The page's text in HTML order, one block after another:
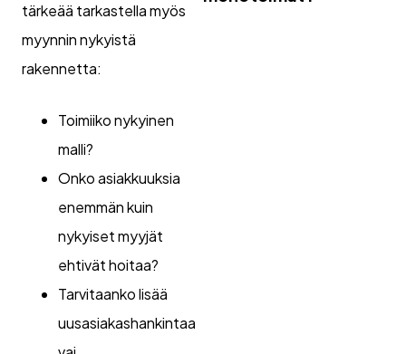
tärkeää tarkastella myös
myynnin nykyistä
rakennetta:
Toimiiko nykyinen
malli?
Onko asiakkuuksia
enemmän kuin
nykyiset myyjät
ehtivät hoitaa?
Tarvitaanko lisää
uusasiakashankintaa